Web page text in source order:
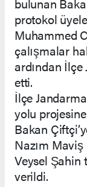
protokol
Muhammed
çalışmalar
ardından İlçe
etti.
İlçe
yolu
Bakan
Nazım
Veysel Şahin
verildi.